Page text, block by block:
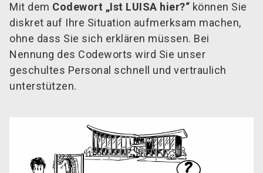
Mit dem Codewort „Ist LUISA hier?“ können Sie
diskret auf Ihre Situation aufmerksam machen,
ohne dass Sie sich erklären müssen. Bei
Nennung des Codeworts wird Sie unser
geschultes Personal schnell und vertraulich
unterstützen.